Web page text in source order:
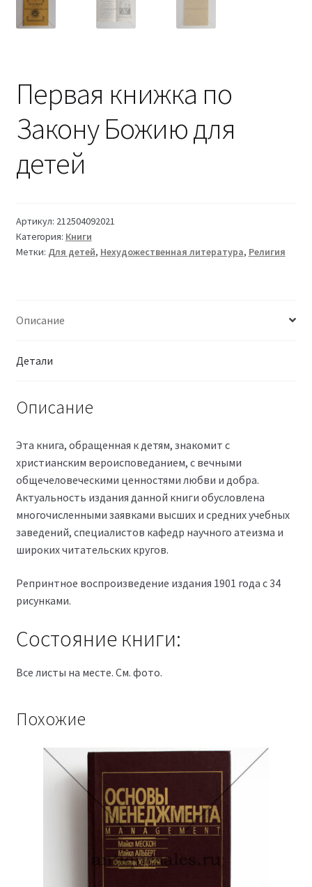
Первая книжка по
Закону Божию для
детей
Артикул: 212504092021
Категория: Книги
Метки: Для детей, Нехудожественная литература, Религия
Описание
Детали
Описание
Эта книга, обращенная к детям, знакомит с
христианским вероисповеданием, с вечными
общечеловеческими ценностями любви и добра.
Актуальность издания данной книги обусловлена
многочисленными заявками высших и средних учебных
заведений, специалистов кафедр научного атеизма и
широких читательских кругов.
Репринтное воспроизведение издания 1901 года с 34
рисунками.
Состояние книги:
Все листы на месте. См. фото.
Похожие